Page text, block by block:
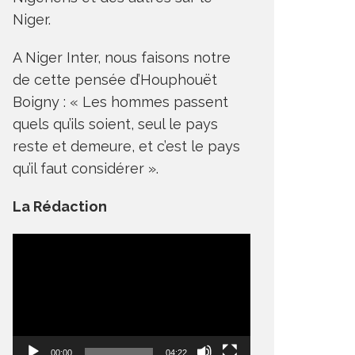
Niger.
A Niger Inter, nous faisons notre
de cette pensée d’Houphouët
Boigny : « Les hommes passent
quels qu’ils soient, seul le pays
reste et demeure, et c’est le pays
qu’il faut considérer ».
La Rédaction
00:00 04:22